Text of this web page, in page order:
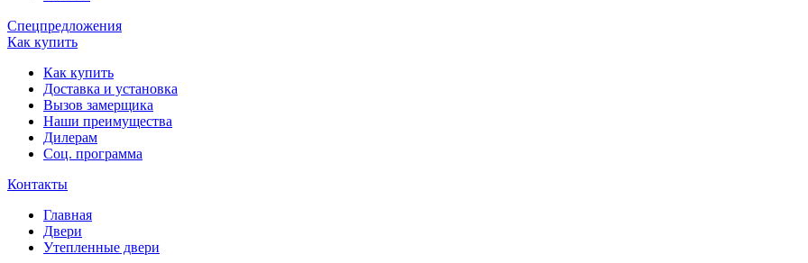
Спецпредложения
Как купить
Как купить
Доставка и установка
Вызов замерщика
Наши преимущества
Дилерам
Соц. программа
Контакты
Главная
Двери
Утепленные двери